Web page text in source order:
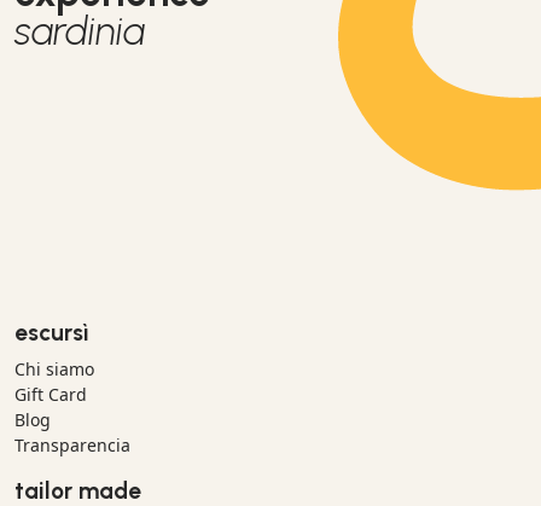
sardinia
escursì
Chi siamo
Gift Card
Blog
Transparencia
tailor made